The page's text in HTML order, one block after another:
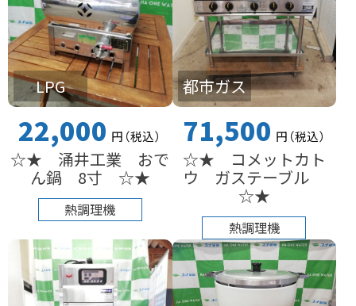
LPG
22,000 円（税込）
☆★ 涌井工業 おで
ん鍋 8寸 ☆★
熱調理機
都市ガス
71,500 円（税込）
☆★ コメットカト
ウ ガステーブル
☆★
熱調理機